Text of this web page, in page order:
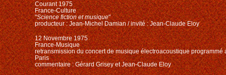
Courant 1975
France-Culture
"Science fiction et musique"
producteur : Jean-Michel Damian / invité : Jean-Claude Eloy
12 Novembre 1975
France-Musique
retransmission du concert de musique électroacoustique programmé
Paris
commentaire : Gérard Grisey et Jean-Claude Eloy